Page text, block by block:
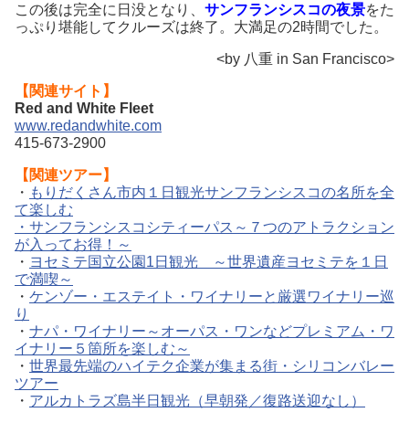
この後は完全に日没となり、 サンフランシスコの夜景をた
っぷり堪能してクルーズは終了。大満足の2時間でした。
<by 八重 in San Francisco>
【関連サイト】
Red and White Fleet
www.redandwhite.com
415-673-2900
【関連ツアー】
・ もりだくさん市内１日観光サンフランシスコの名所を全
て楽しむ
・サンフランシスコシティーパス～７つのアトラクション
が入ってお得！～
・ ヨセミテ国立公園1日観光 ～世界遺産ヨセミテを１日
で満喫～
・ ケンゾー・エステイト・ワイナリーと厳選ワイナリー巡
り
・ ナパ・ワイナリー～オーパス・ワンなどプレミアム・ワ
イナリー５箇所を楽しむ～
・ 世界最先端のハイテク企業が集まる街・シリコンバレー
ツアー
・ アルカトラズ島半日観光（早朝発／復路送迎なし）